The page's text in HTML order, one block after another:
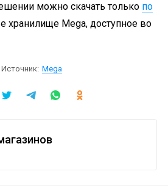
можно скачать только по
хранилище Mega, доступное во
Источник: Mega